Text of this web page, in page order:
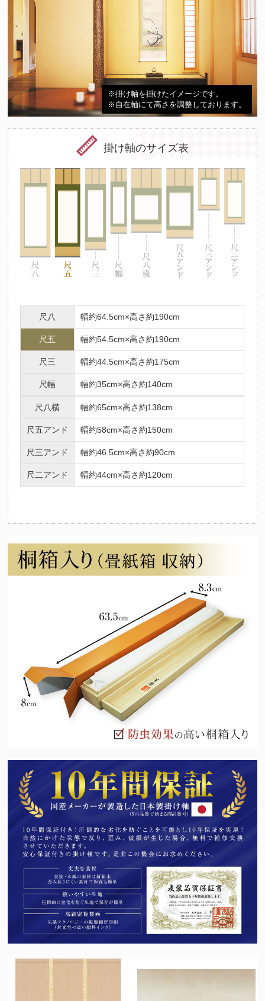
※掛け軸を掛けたイメージです。
※自在軸にて高さを調整しております。
掛け軸のサイズ表
尺八 幅約64.5cm×高さ約190cm
尺五 幅約54.5cm×高さ約190cm
尺三 幅約44.5cm×高さ約175cm
尺幅 幅約35cm×高さ約140cm
尺八横 幅約65cm×高さ約138cm
尺五アンド 幅約58cm×高さ約150cm
尺三アンド 幅約46.5cm×高さ約90cm
尺二アンド 幅約44cm×高さ約120cm